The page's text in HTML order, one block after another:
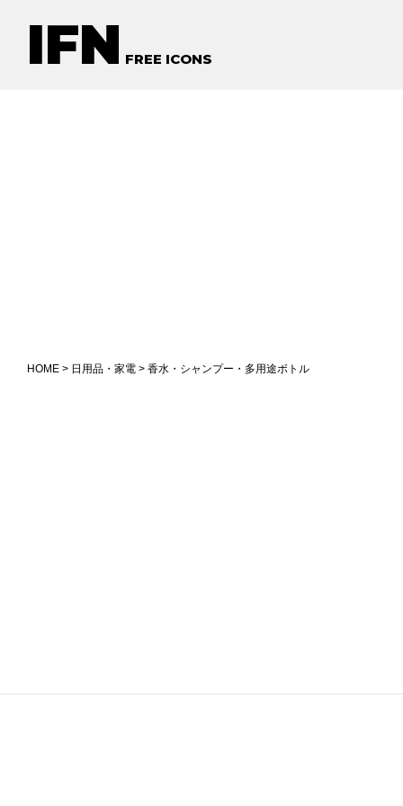
IFN FREE ICONS
HOME > 日用品・家電 > 香水・シャンプー・多用途ボトル